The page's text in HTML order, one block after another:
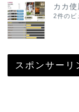
カカ
2件のビ
スポンサーリ